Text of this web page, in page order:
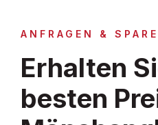
ANFRAGEN &
Erhalten
besten